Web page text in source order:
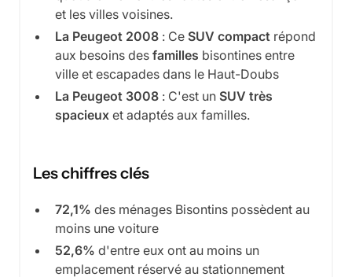
et les villes voisines.
La Peugeot 2008 : Ce SUV compact répond
aux besoins des familles bisontines entre
ville et escapades dans le Haut-Doubs
La Peugeot 3008 : C'est un SUV très
spacieux et adaptés aux familles.
Les chiffres clés
72,1% des ménages Bisontins possèdent au
moins une voiture
52,6% d'entre eux ont au moins un
emplacement réservé au stationnement